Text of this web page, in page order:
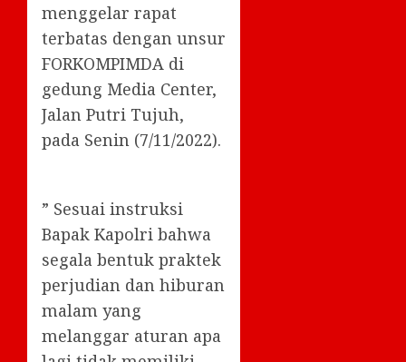
menggelar rapat
terbatas dengan unsur
FORKOMPIMDA di
gedung Media Center,
Jalan Putri Tujuh,
pada Senin (7/11/2022).
” Sesuai instruksi
Bapak Kapolri bahwa
segala bentuk praktek
perjudian dan hiburan
malam yang
melanggar aturan apa